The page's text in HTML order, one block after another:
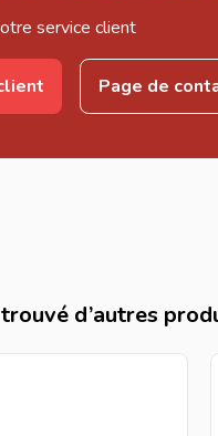
service client
Page de
d’autres